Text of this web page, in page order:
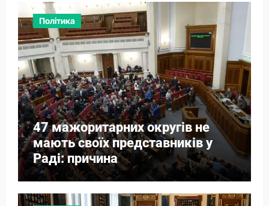
Політика
47 мажоритарних округів не
мають своїх представників у
Раді: причина